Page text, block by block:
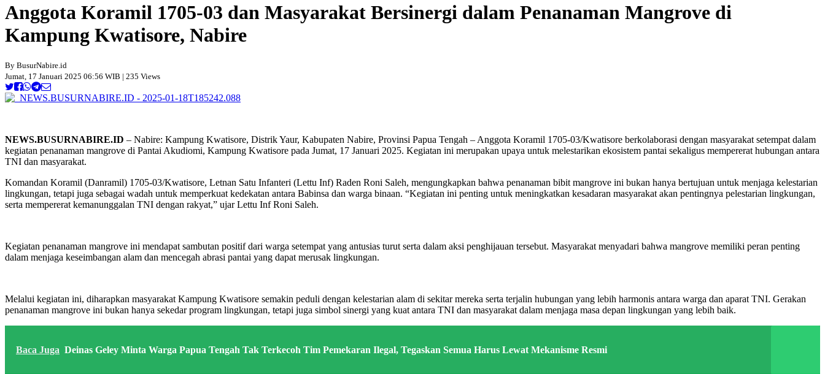
Anggota Koramil 1705-03 dan Masyarakat Bersinergi dalam Penanaman Mangrove di
Kampung Kwatisore, Nabire
By BusurNabire.id
Jumat, 17 Januari 2025 06:56 WIB | 235 Views
NEWS.BUSURNABIRE.ID – Nabire: Kampung Kwatisore, Distrik Yaur, Kabupaten Nabire, Provinsi Papua Tengah – Anggota Koramil 1705-03/Kwatisore berkolaborasi dengan masyarakat setempat dalam
kegiatan penanaman mangrove di Pantai Akudiomi, Kampung Kwatisore pada Jumat, 17 Januari 2025. Kegiatan ini merupakan upaya untuk melestarikan ekosistem pantai sekaligus mempererat hubungan antara
TNI dan masyarakat.
Komandan Koramil (Danramil) 1705-03/Kwatisore, Letnan Satu Infanteri (Lettu Inf) Raden Roni Saleh, mengungkapkan bahwa penanaman bibit mangrove ini bukan hanya bertujuan untuk menjaga kelestarian
lingkungan, tetapi juga sebagai wadah untuk memperkuat kedekatan antara Babinsa dan warga binaan. “Kegiatan ini penting untuk meningkatkan kesadaran masyarakat akan pentingnya pelestarian lingkungan,
serta mempererat kemanunggalan TNI dengan rakyat,” ujar Lettu Inf Roni Saleh.
Kegiatan penanaman mangrove ini mendapat sambutan positif dari warga setempat yang antusias turut serta dalam aksi penghijauan tersebut. Masyarakat menyadari bahwa mangrove memiliki peran penting
dalam menjaga keseimbangan alam dan mencegah abrasi pantai yang dapat merusak lingkungan.
Melalui kegiatan ini, diharapkan masyarakat Kampung Kwatisore semakin peduli dengan kelestarian alam di sekitar mereka serta terjalin hubungan yang lebih harmonis antara warga dan aparat TNI. Gerakan
penanaman mangrove ini bukan hanya sekedar program lingkungan, tetapi juga simbol sinergi yang kuat antara TNI dan masyarakat dalam menjaga masa depan lingkungan yang lebih baik.
Baca Juga Deinas Geley Minta Warga Papua Tengah Tak Terkecoh Tim Pemekaran Ilegal, Tegaskan Semua Harus Lewat Mekanisme Resmi